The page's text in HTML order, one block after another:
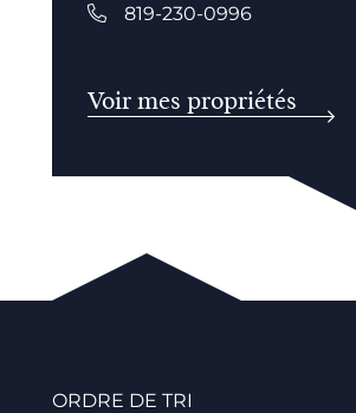
819-230-0996
Voir mes propriétés
ORDRE DE TRI